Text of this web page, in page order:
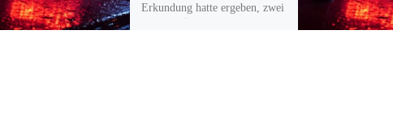
Erkundung hatte ergeben, zwei